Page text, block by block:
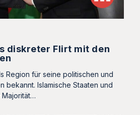
diskreter Flirt mit den
Region für seine politischen und
bekannt. Islamische Staaten und